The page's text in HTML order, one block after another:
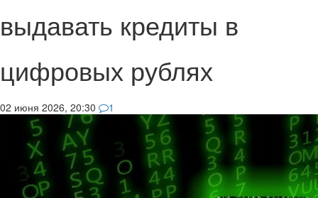
выдавать кредиты в
цифровых рублях
02 июня 2026, 20:30 1